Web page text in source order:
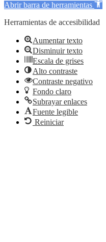
Abrir barra de herramientas
Herramientas de accesibilidad
Aumentar texto
Disminuir texto
Escala de grises
Alto contraste
Contraste negativo
Fondo claro
Subrayar enlaces
Fuente legible
Reiniciar